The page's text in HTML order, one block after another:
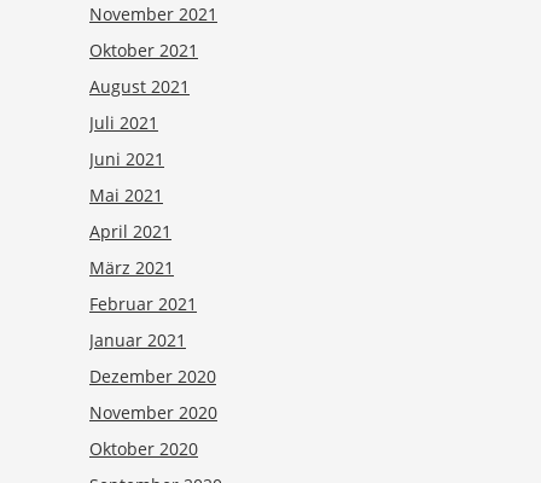
November 2021
Oktober 2021
August 2021
Juli 2021
Juni 2021
Mai 2021
April 2021
März 2021
Februar 2021
Januar 2021
Dezember 2020
November 2020
Oktober 2020